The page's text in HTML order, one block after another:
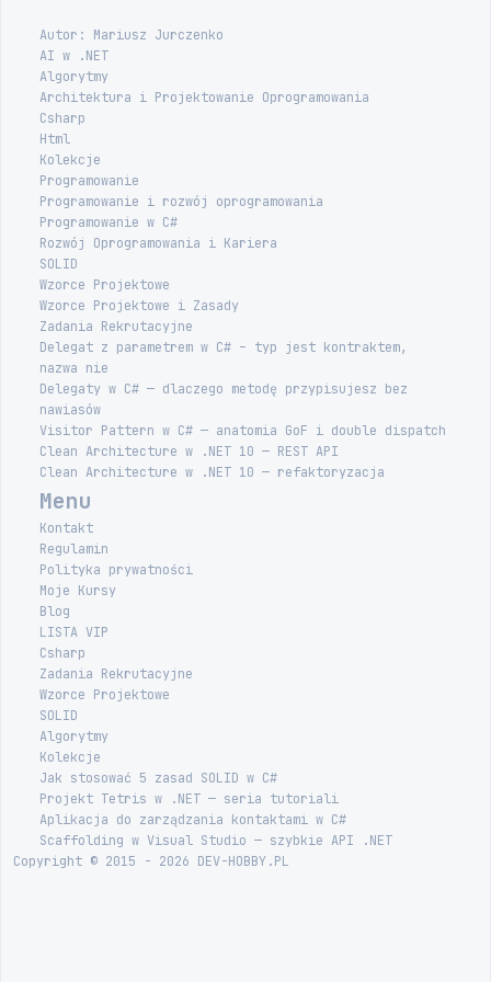
Autor: Mariusz Jurczenko
AI w .NET
Algorytmy
Architektura i Projektowanie Oprogramowania
Csharp
Html
Kolekcje
Programowanie
Programowanie i rozwój oprogramowania
Programowanie w C#
Rozwój Oprogramowania i Kariera
SOLID
Wzorce Projektowe
Wzorce Projektowe i Zasady
Zadania Rekrutacyjne
Delegat z parametrem w C# – typ jest kontraktem,
nazwa nie
Delegaty w C# — dlaczego metodę przypisujesz bez
nawiasów
Visitor Pattern w C# — anatomia GoF i double dispatch
Clean Architecture w .NET 10 — REST API
Clean Architecture w .NET 10 — refaktoryzacja
Menu
Kontakt
Regulamin
Polityka prywatności
Moje Kursy
Blog
LISTA VIP
Csharp
Zadania Rekrutacyjne
Wzorce Projektowe
SOLID
Algorytmy
Kolekcje
Jak stosować 5 zasad SOLID w C#
Projekt Tetris w .NET — seria tutoriali
Aplikacja do zarządzania kontaktami w C#
Scaffolding w Visual Studio — szybkie API .NET
Copyright © 2015 - 2026 DEV-HOBBY.PL